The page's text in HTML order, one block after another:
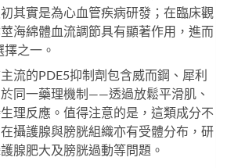
其實是為心血管疾病研發；在臨床觀
海綿體血流調節具有顯著作用，進而
之一。
流的PDE5抑制劑包含威而鋼、犀利
同一藥理機制——透過放鬆平滑肌、
理反應。值得注意的是，這類成分不
攝護腺與膀胱組織亦有受體分布，研
腺肥大及膀胱過動等問題。